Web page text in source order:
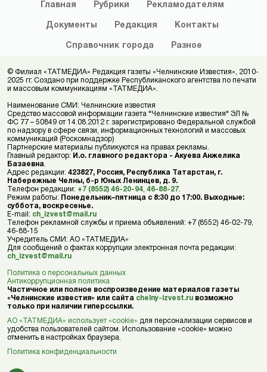
Главная Рубрики Рекламодателям
Документы Редакция Контакты
Справочник города Разное
© Филиал «ТАТМЕДИА» Редакция газеты «Челнинские Известия», 2010-
2025 гг. Создано при поддержке Республиканского агентства по печати
и массовым коммуникациям «ТАТМЕДИА».
Наименование СМИ: Челнинские известия
Средство массовой информации газета "Челнинские известия" ЭЛ №
ФС 77 – 50849 от 14.08.2012 г. зарегистрировано Федеральной службой
по надзору в сфере связи, информационных технологий и массовых
коммуникаций (Роскомнадзор)
Партнерские материалы публикуются на правах рекламы.
Главный редактор: И.о. главного редактора - Акуева Анжелика
Базаевна
Адрес редакции: 423827, Россия, Республика Татарстан, г.
Набережные Челны, б-р Юных Ленинцев, д. 9.
Телефон редакции: +7 (8552) 46-20-94 46-88-27
Режим работы: Понедельник–пятница с 8:30 до 17:00. Выходные:
суббота, воскресенье.
E-mail: ch_izvest@mail.ru
Телефон рекламной службы и приема объявлений: +7 (8552) 46-02-79,
46-88-15
Учредитель СМИ: АО «ТАТМЕДИА»
Для сообщений о фактах коррупции электронная почта редакции:
ch_izvest@mail.ru
Политика о персональных данных
Антикоррупционная политика
Частичное или полное воспроизведение материалов газеты
«Челнинские известия» или сайта chelny-izvest.ru возможно
только при наличии гиперссылки.
АО «ТАТМЕДИА» использует «cookie» для персонализации сервисов и
удобства пользователей сайтом. Использование «cookie» можно
отменить в настройках браузера.
Политика конфиденциальности